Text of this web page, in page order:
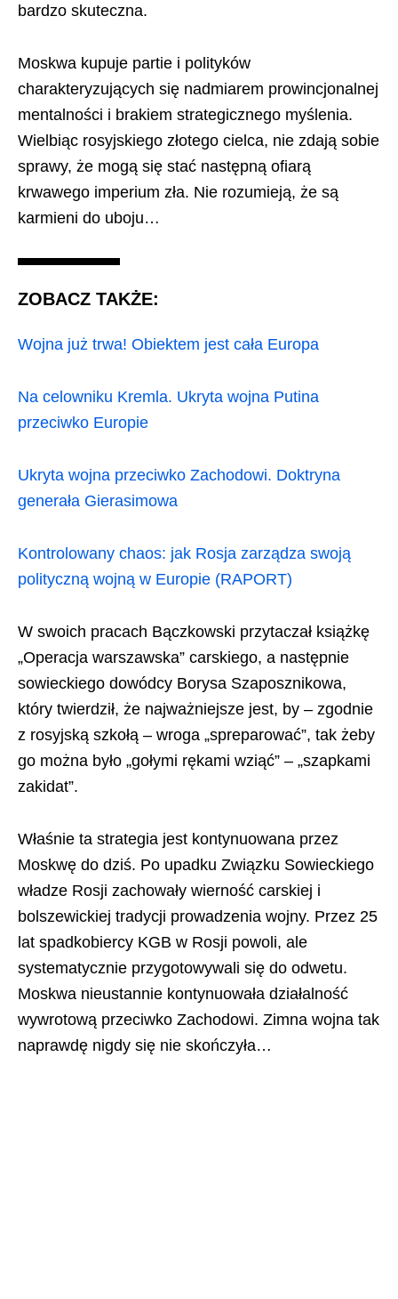
bardzo skuteczna.
Moskwa kupuje partie i polityków
charakteryzujących się nadmiarem prowincjonalnej
mentalności i brakiem strategicznego myślenia.
Wielbiąc rosyjskiego złotego cielca, nie zdają sobie
sprawy, że mogą się stać następną ofiarą
krwawego imperium zła. Nie rozumieją, że są
karmieni do uboju…
ZOBACZ TAKŻE:
Wojna już trwa! Obiektem jest cała Europa
Na celowniku Kremla. Ukryta wojna Putina
przeciwko Europie
Ukryta wojna przeciwko Zachodowi. Doktryna
generała Gierasimowa
Kontrolowany chaos: jak Rosja zarządza swoją
polityczną wojną w Europie (RAPORT)
W swoich pracach Bączkowski przytaczał książkę
„Operacja warszawska” carskiego, a następnie
sowieckiego dowódcy Borysa Szaposznikowa,
który twierdził, że najważniejsze jest, by – zgodnie
z rosyjską szkołą – wroga „spreparować”, tak żeby
go można było „gołymi rękami wziąć” – „szapkami
zakidat”.
Właśnie ta strategia jest kontynuowana przez
Moskwę do dziś. Po upadku Związku Sowieckiego
władze Rosji zachowały wierność carskiej i
bolszewickiej tradycji prowadzenia wojny. Przez 25
lat spadkobiercy KGB w Rosji powoli, ale
systematycznie przygotowywali się do odwetu.
Moskwa nieustannie kontynuowała działalność
wywrotową przeciwko Zachodowi. Zimna wojna tak
naprawdę nigdy się nie skończyła…